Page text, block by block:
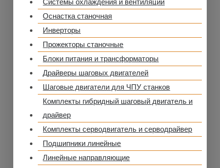
Системы охлаждения и вентиляции
Оснастка станочная
Инверторы
Прожекторы станочные
Блоки питания и трансформаторы
Драйверы шаговых двигателей
Шаговые двигатели для ЧПУ станков
Комплекты гибридный шаговый двигатель и
драйвер
Комплекты серводвигатель и серводрайвер
Подшипники линейные
Линейные направляющие